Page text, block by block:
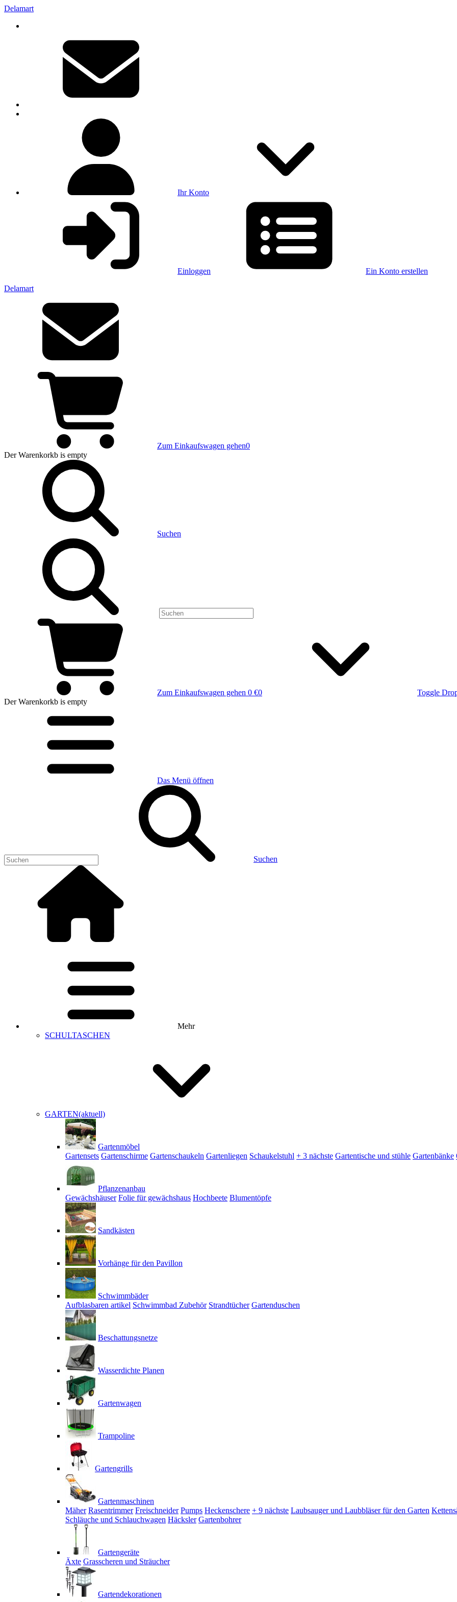
Delamart
Ihr Konto
Einloggen Ein Konto erstellen
Delamart
Zum Einkaufswagen gehen0
Der Warenkorkb is empty
Suchen
Zum Einkaufswagen gehen 0 €0
Toggle
Der Warenkorkb is empty
Das Menü öffnen
Suchen
Mehr
SCHULTASCHEN
GARTEN(aktuell)
Gartenmöbel
Gartensets Gartenschirme Gartenschaukeln Gartenliegen Schaukelstuhl + 3 nächste Gartentische und stühle Gartenbänke
Pflanzenanbau
Gewächshäuser Folie für gewächshaus Hochbeete Blumentöpfe
Sandkästen
Vorhänge für den Pavillon
Schwimmbäder
Aufblasbaren artikel Schwimmbad Zubehör Strandtücher Gartenduschen
Beschattungsnetze
Wasserdichte Planen
Gartenwagen
Trampoline
Gartengrills
Gartenmaschinen
Mäher Rasentrimmer Freischneider Pumps Heckenschere + 9 nächste Laubsauger und Laubbläser für den Garten
Schläuche und Schlauchwagen Häcksler Gartenbohrer
Gartengeräte
Äxte Grasscheren und Sträucher
Gartendekorationen